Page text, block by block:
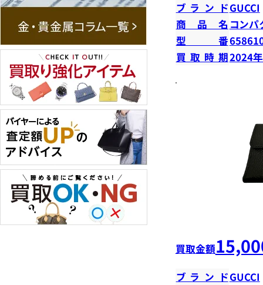
ブランドGUCCI
商品名 コンパ
型番
買取時期2024
買取金額
ブランドGUCCI